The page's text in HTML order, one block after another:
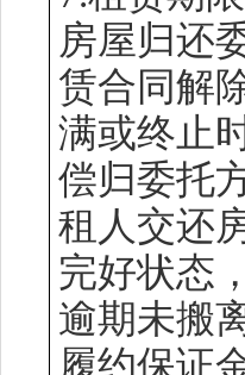
房屋归还
赁合同解
满或终止
偿归委托
租人交还
完好状态
逾期未搬
履约保证